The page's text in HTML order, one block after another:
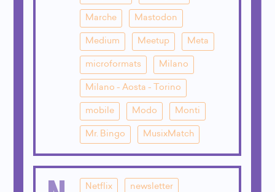
Marche Mastodon
Medium Meetup Meta
microformats Milano
Milano - Aosta - Torino
mobile Modo Monti
Mr. Bingo MusixMatch
Netflix newsletter